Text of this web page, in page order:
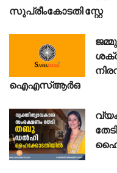
സുപ്രീംകോടതി സ്റ്റേ
ഐഎസ്ആർഒ